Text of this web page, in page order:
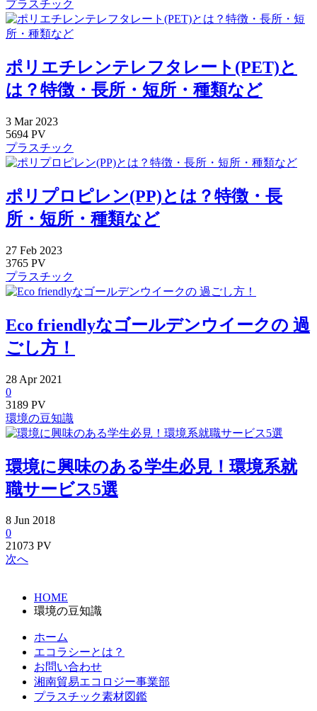
プラスチック
ポリエチレンテレフタレート(PET)と
は？特徴・長所・短所・種類など
3 Mar 2023
5694 PV
プラスチック
ポリプロピレン(PP)とは？特徴・長
所・短所・種類など
27 Feb 2023
3765 PV
プラスチック
Eco friendlyなゴールデンウイークの 過
ごし方！
28 Apr 2021
0
3189 PV
環境の豆知識
環境に興味のある学生必見！環境系就
職サービス5選
8 Jun 2018
0
21073 PV
次へ
HOME
環境の豆知識
ホーム
エコラシーとは？
お問い合わせ
湘南貿易エコロジー事業部
プラスチック素材図鑑